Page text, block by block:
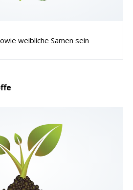
weibliche Samen sein